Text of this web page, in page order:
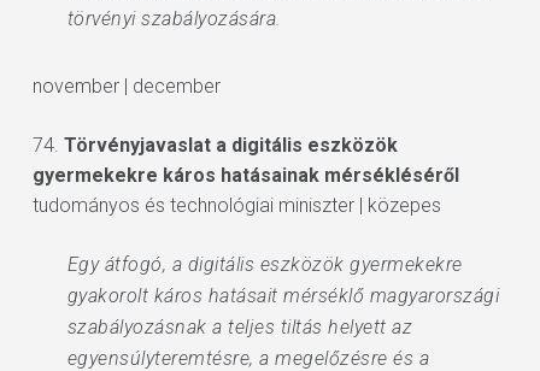
törvényi szabályozására.
november | december
74. Törvényjavaslat a digitális eszközök
gyermekekre káros hatásainak mérsékléséről
tudományos és technológiai miniszter | közepes
Egy átfogó, a digitális eszközök gyermekekre
gyakorolt káros hatásait mérséklő magyarországi
szabályozásnak a teljes tiltás helyett az
egyensúlyteremtésre, a megelőzésre és a